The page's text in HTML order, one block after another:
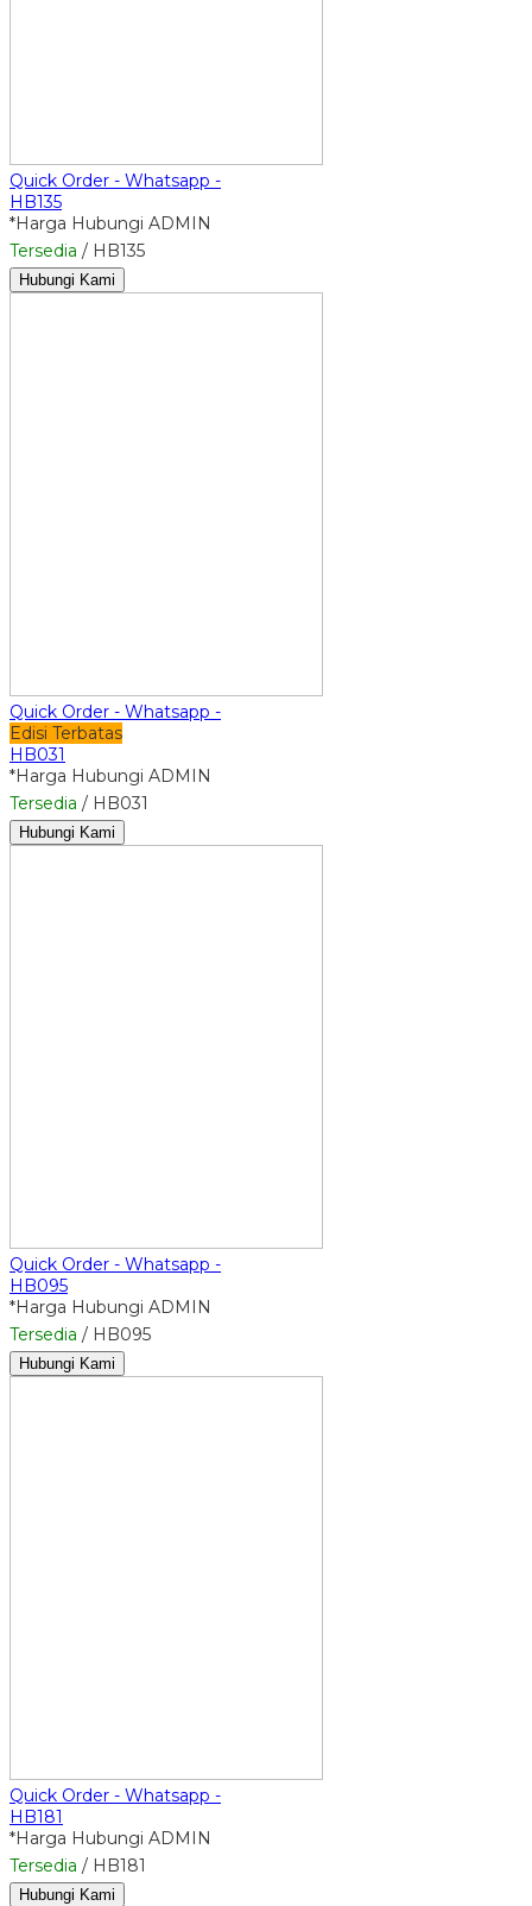
Quick Order - Whatsapp -
HB135
*Harga Hubungi ADMIN
Tersedia / HB135
Hubungi Kami
Quick Order - Whatsapp -
Edisi Terbatas
HB031
*Harga Hubungi ADMIN
Tersedia / HB031
Hubungi Kami
Quick Order - Whatsapp -
HB095
*Harga Hubungi ADMIN
Tersedia / HB095
Hubungi Kami
Quick Order - Whatsapp -
HB181
*Harga Hubungi ADMIN
Tersedia / HB181
Hubungi Kami